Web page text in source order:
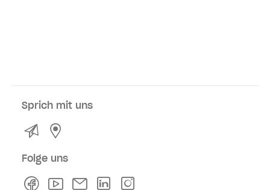
Sprich mit uns
Kontakt
Folge uns
FacebookYoutubeNewsletterLinkedln